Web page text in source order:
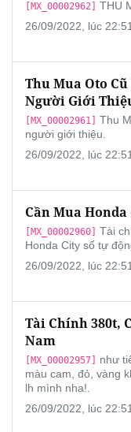
[MX_00002962] THU
26/09/2022, lúc 22:51
Thu Mua Oto Cũ
Người Giới
[MX_00002961] Thu
người giới thiệu.
26/09/2022, lúc 22:51
Cần Mua
[MX_00002960] Tài
Honda City số tự
26/09/2022, lúc 22:51
Tài Chính 380t,
Nam
[MX_00002957] như
màu cam, đỏ, vàng
lh mình nha!.
26/09/2022, lúc 22:51